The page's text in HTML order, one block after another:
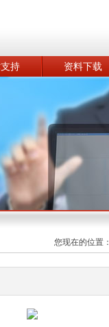
持 资料下载
您现在的位置：